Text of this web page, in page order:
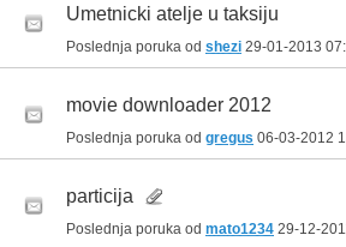
Umetnicki atelje u taksiju
Poslednja poruka od shezi 29-01-2013
movie downloader 2012
Poslednja poruka od gregus 06-03-2012
particija
Poslednja poruka od mato1234 29-12-